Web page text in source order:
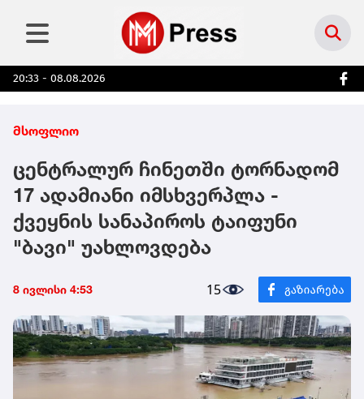
20:33 - 08.08.2026
მსოფლიო
ცენტრალურ ჩინეთში ტორნადომ
17 ადამიანი იმსხვერპლა -
ქვეყნის სანაპიროს ტაიფუნი
"ბავი" უახლოვდება
8 ივლისი 4:53 15